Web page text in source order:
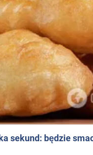
sekund: będzie